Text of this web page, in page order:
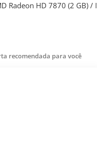
Radeon HD 7870 (2 GB)
recomendada para você